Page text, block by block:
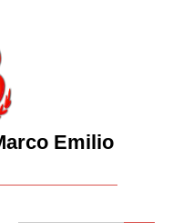
Emilio